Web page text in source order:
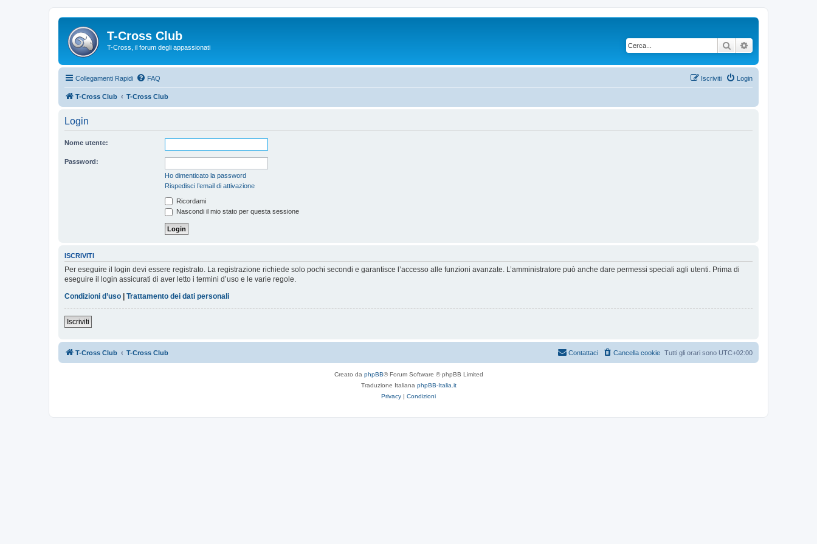
T-Cross Club
T-Cross, il forum degli appassionati Cerca
Collegamenti Rapidi FAQ Login
Iscriviti
T-Cross Club T-Cross Club
Login
Nome utente:
Password:
Ho dimenticato la password
Rispedisci l’email di attivazione
Ricordami
Nascondi il mio stato per questa sessione
ISCRIVITI
Per eseguire il login devi essere registrato. La registrazione richiede solo pochi secondi e garantisce l’accesso alle funzioni avanzate. L’amministratore può anche dare permessi speciali agli utenti. Prima di
eseguire il login assicurati di aver letto i termini d’uso e le varie regole.
Condizioni d’uso
Trattamento dei dati personali
Iscriviti
T-Cross Club T-Cross Club Tutti gli orari sono UTC+02:00
Cancella cookie
Contattaci
Creato da phpBB® Forum Software © phpBB Limited
Traduzione Italiana phpBB-Italia.it
Privacy | Condizioni